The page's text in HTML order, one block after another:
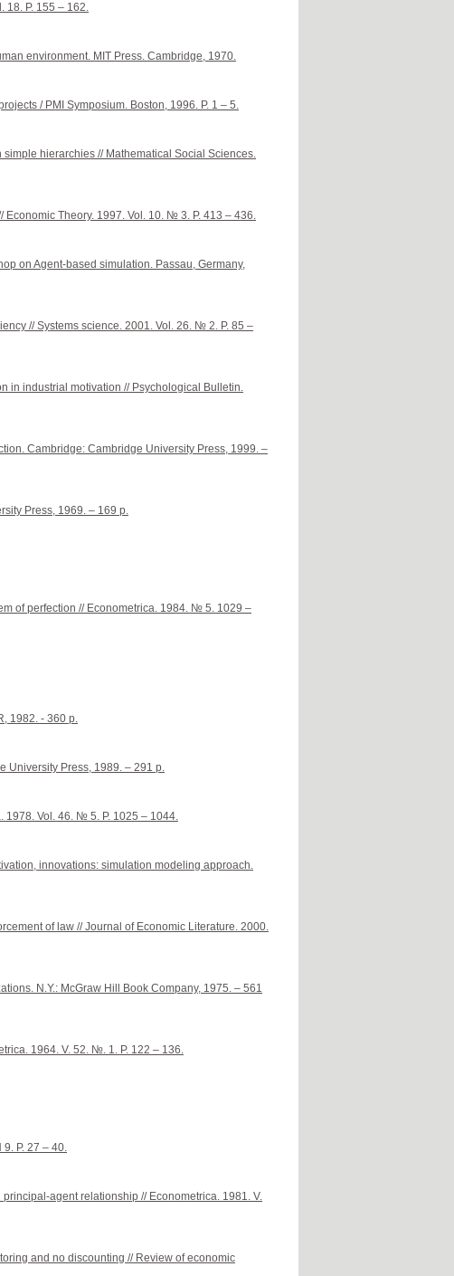
18. P. 155 – 162.
environment. MIT Press. Cambridge, 1970.
/ PMI Symposium. Boston, 1996. P. 1 – 5.
hierarchies // Mathematical Social Sciences.
Theory. 1997. Vol. 10. № 3. P. 413 – 436.
on Agent-based simulation. Passau, Germany,
// Systems science. 2001. Vol. 26. № 2. P. 85 –
in industrial motivation // Psychological Bulletin.
Cambridge: Cambridge University Press, 1999. –
Press, 1969. – 169 p.
of perfection // Econometrica. 1984. № 5. 1029 –
1982. - 360 p.
University Press, 1989. – 291 p.
1978. Vol. 46. № 5. P. 1025 – 1044.
innovations: simulation modeling approach.
of law // Journal of Economic Literature. 2000.
N.Y.: McGraw Hill Book Company, 1975. – 561
1964. V. 52. №. 1. P. 122 – 136.
P. 27 – 40.
agent relationship // Econometrica. 1981. V.
and no discounting // Review of economic